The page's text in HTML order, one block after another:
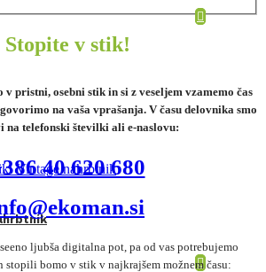
Stopite v stik!
pristni, osebni stik in si z veseljem vzamemo čas
na vaša vprašanja. V času delovnika smo
na telefonski številki ali e-naslovu:
40 620 680
ljubša digitalna pot, pa od vas potrebujemo
stopili bomo v stik v najkrajšem možnem času: